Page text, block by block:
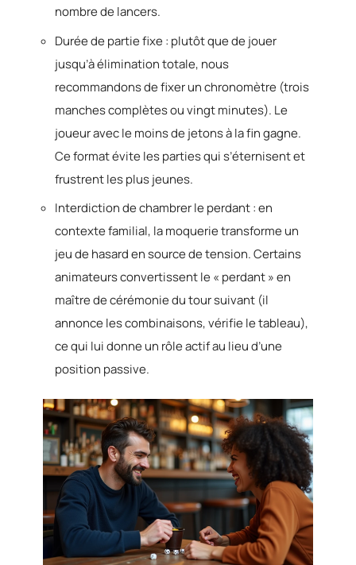
nombre de lancers.
Durée de partie fixe : plutôt que de jouer
jusqu’à élimination totale, nous
recommandons de fixer un chronomètre (trois
manches complètes ou vingt minutes). Le
joueur avec le moins de jetons à la fin gagne.
Ce format évite les parties qui s’éternisent et
frustrent les plus jeunes.
Interdiction de chambrer le perdant : en
contexte familial, la moquerie transforme un
jeu de hasard en source de tension. Certains
animateurs convertissent le « perdant » en
maître de cérémonie du tour suivant (il
annonce les combinaisons, vérifie le tableau),
ce qui lui donne un rôle actif au lieu d’une
position passive.